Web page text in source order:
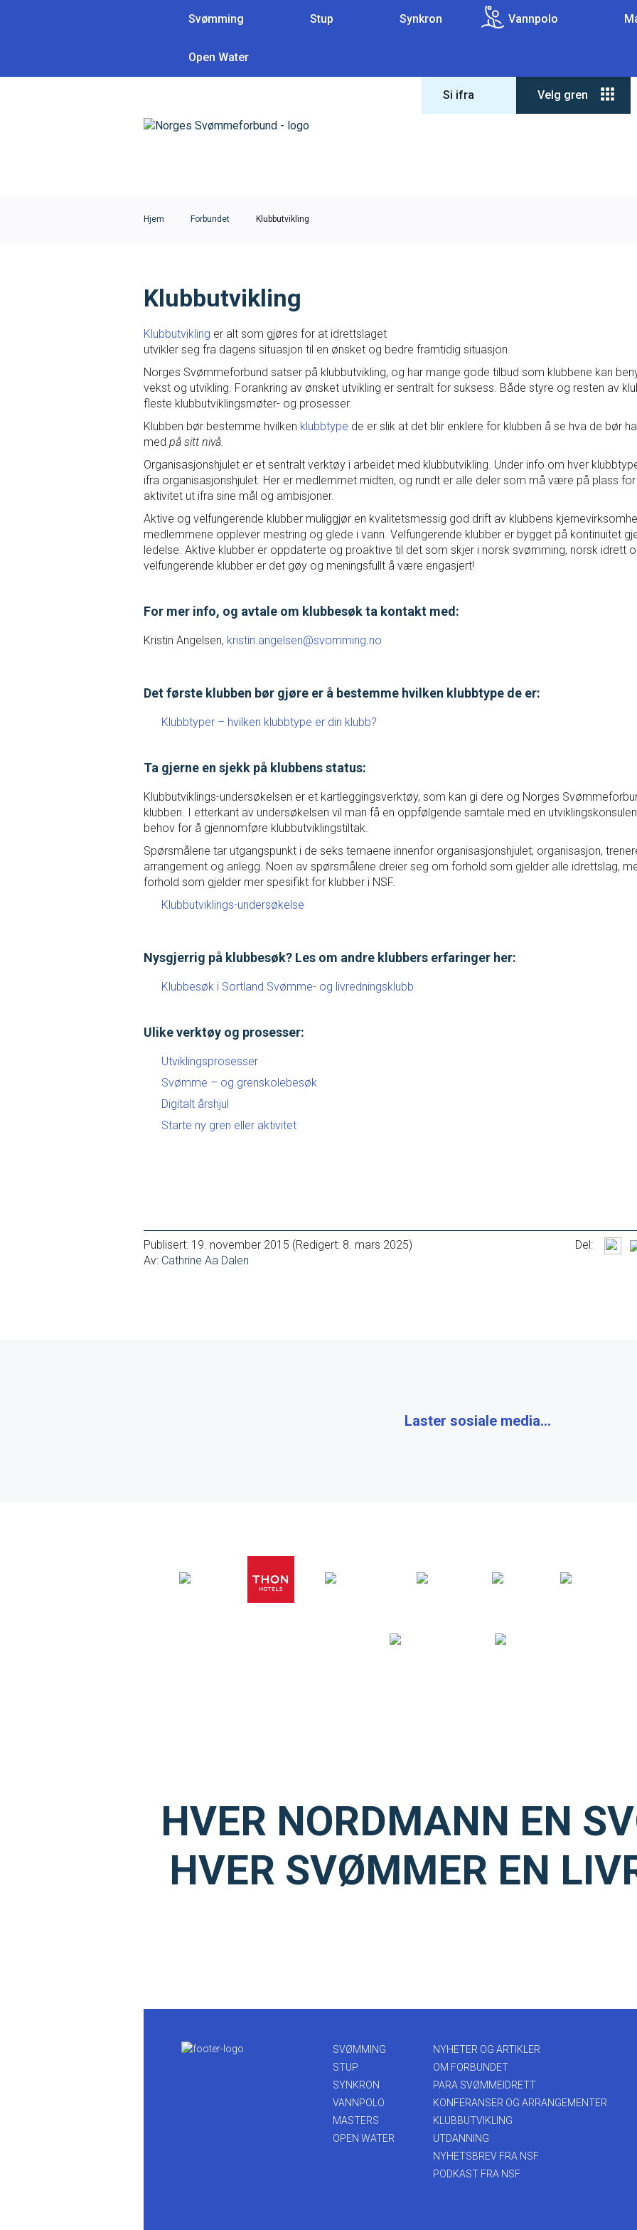
Svømming Stup Synkron Vannpolo
Open Water
Nyhetsbrev fra NSF
Ønsker du å motta nyhetsbrev fra Norges Svømmeforbund? Vi sender ut
nyhetsbrev til våre abonnenter en gang hver måned. I tillegg går nyhetsbrevet
automatisk ut til klubbenes offisielle e-postadresser. Nyhetsbrevet inneholder
informasjon om utdanning, klubb-/lederutvikling, konkurranser osv. Er du
Masterclass
Konkurranseklubb
NM-klubb
Eliteklubb
Blogg
Ungdomsidrett
Bredde og folkehelse
Si ifra Velg gren
Hjem Forbundet Klubbutvikling
Klubbutvikling
Klubbutvikling er alt som gjøres for at idrettslaget
utvikler seg fra dagens situasjon til en ønsket og bedre framtidig situasjon.
Norges Svømmeforbund satser på klubbutvikling, og har mange gode tilbud som klubbene kan
vekst og utvikling. Forankring av ønsket utvikling er sentralt for suksess. Både styre og resten av
fleste klubbutviklingsmøter- og prosesser.
Klubben bør bestemme hvilken klubbtype de er slik at det blir enklere for klubben å se hva de bør
med på sitt nivå.
Organisasjonshjulet er et sentralt verktøy i arbeidet med klubbutvikling. Under info om hver
ifra organisasjonshjulet. Her er medlemmet midten, og rundt er alle deler som må være på plass
aktivitet ut ifra sine mål og ambisjoner.
Aktive og velfungerende klubber muliggjør en kvalitetsmessig god drift av klubbens
medlemmene opplever mestring og glede i vann. Velfungerende klubber er bygget på kontinuitet
ledelse. Aktive klubber er oppdaterte og proaktive til det som skjer i norsk svømming, norsk idrett
velfungerende klubber er det gøy og meningsfullt å være engasjert!
For mer info, og avtale om klubbesøk ta kontakt med:
Kristin Angelsen, kristin.angelsen@svomming.no
Det første klubben bør gjøre er å bestemme hvilken klubbtype de er:
Klubbtyper – hvilken klubbtype er din klubb?
Ta gjerne en sjekk på klubbens status:
Klubbutviklings-undersøkelsen er et kartleggingsverktøy, som kan gi dere og Norges
klubben. I etterkant av undersøkelsen vil man få en oppfølgende samtale med en
behov for å gjennomføre klubbutviklingstiltak.
Spørsmålene tar utgangspunkt i de seks temaene innenfor organisasjonshjulet; organisasjon,
arrangement og anlegg. Noen av spørsmålene dreier seg om forhold som gjelder alle idrettslag,
forhold som gjelder mer spesifikt for klubber i NSF.
Klubbutviklings-undersøkelse
Nysgjerrig på klubbesøk? Les om andre klubbers erfaringer her:
Klubbesøk i Sortland Svømme- og livredningsklubb
Ulike verktøy og prosesser:
Utviklingsprosesser
Svømme – og grenskolebesøk
Digitalt årshjul
Starte ny gren eller aktivitet
Publisert: 19. november 2015 (Redigert: 8. mars 2025)
Del:
Av: Cathrine Aa Dalen
Laster sosiale media...
HVER NORDMANN EN
HVER SVØMMER EN
SVØMMING
STUP
SYNKRON
VANNPOLO
MASTERS
OPEN WATER
NYHETER OG ARTIKLER
OM FORBUNDET
PARA SVØMMEIDRETT
KONFERANSER OG ARRANGEMENTER
KLUBBUTVIKLING
UTDANNING
NYHETSBREV FRA NSF
PODKAST FRA NSF